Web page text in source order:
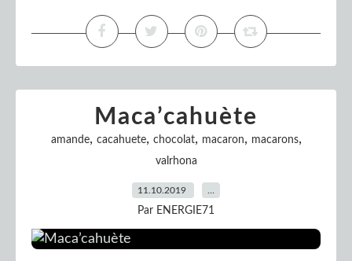
Maca’cahuète
amande, cacahuete, chocolat, macaron, macarons,
valrhona
11.10.2019
Par ENERGIE71